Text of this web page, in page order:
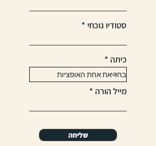
סטודיו נוכחי
כיתה
מייל הורה
שליחה